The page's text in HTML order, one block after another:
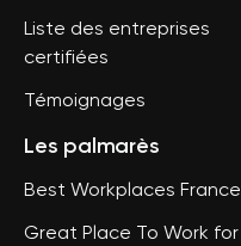
Liste des entreprises
certifiées
Témoignages
Les palmarès
Best Workplaces France
Great Place To Work for